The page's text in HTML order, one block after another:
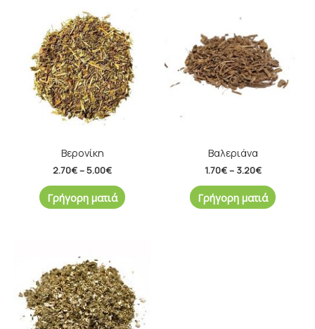
Βερονίκη
2.70€–5.00€
2.70€
through
5.00€
Γρήγορη ματιά
Βαλεριάνα
1.70€– 3.20€
through
3.20€
Γρήγορη ματιά
1.90€
through
3.00€